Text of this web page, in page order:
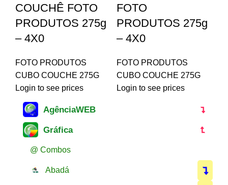
COUCHÊ FOTO
PRODUTOS 275g
– 4X0
FOTO PRODUTOS
CUBO COUCHE 275G
Login to see prices
FOTO
PRODUTOS 275g
– 4X0
FOTO PRODUTOS
CUBO COUCHE 275G
Login to see prices
AgênciaWEB
Gráfica
@ Combos
Abadá